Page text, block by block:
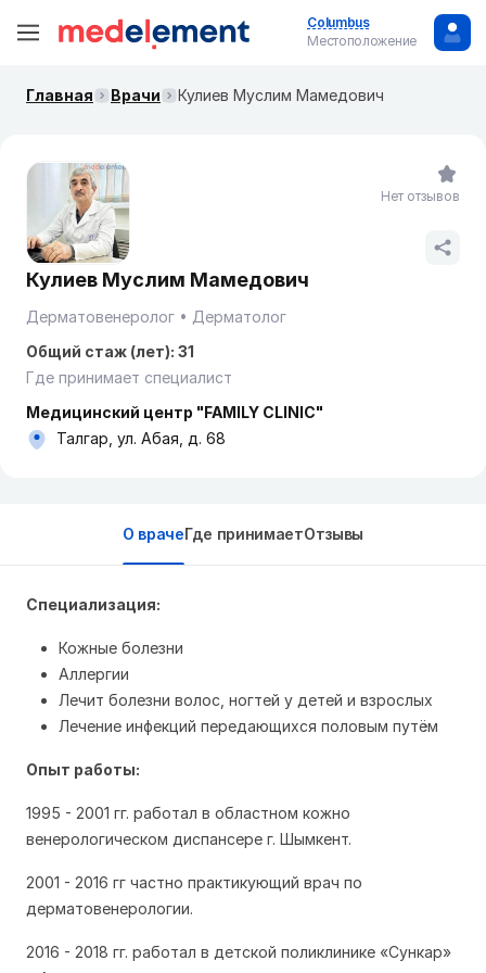
Columbus
Местоположение
Главная Врачи Кулиев Муслим Мамедович
Кулиев Муслим Мамедович
Дерматовенеролог
Дерматолог
Общий стаж (лет): 31
Где принимает специалист
Медицинский центр "FAMILY CLINIC"
Талгар, ул. Абая, д. 68
Нет отзывов
О врачеГде принимаетОтзывы
Специализация:
Кожные болезни
Аллергии
Лечит болезни волос, ногтей у детей и взрослых
Лечение инфекций передающихся половым путём
Опыт работы:
1995 - 2001 гг. работал в областном кожно
венерологическом диспансере г. Шымкент.
2001 - 2016 гг частно практикующий врач по
дерматовенерологии.
2016 - 2018 гг. работал в детской поликлинике «Сункар»